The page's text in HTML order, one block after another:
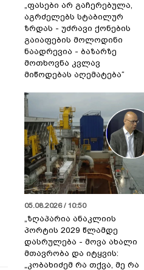
„ფასები არ გაჩერებულა,
აგრძელებს სტაბილურ
ზრდას - უძრავი ქონების
გაიაფების მოლოდინი
ნაადრევია - ბაზარზე
მოთხოვნა კვლავ
მიწოდებას აღემატება“
05.08.2026 / 10:50
„ზღაპარია ანაკლიის
პორტის 2029 წლამდე
დასრულება - მოვა ახალი
მთავრობა და იტყვის:
„კობახიძემ რა თქვა, მე რა